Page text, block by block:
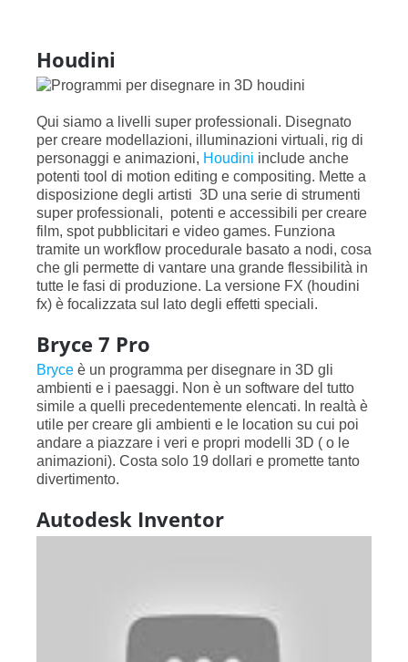
Houdini
Qui siamo a livelli super professionali. Disegnato
per creare modellazioni, illuminazioni virtuali, rig di
personaggi e animazioni, Houdini include anche
potenti tool di motion editing e compositing. Mette a
disposizione degli artisti 3D una serie di strumenti
super professionali, potenti e accessibili per creare
film, spot pubblicitari e video games. Funziona
tramite un workflow procedurale basato a nodi, cosa
che gli permette di vantare una grande flessibilità in
tutte le fasi di produzione. La versione FX (houdini
fx) è focalizzata sul lato degli effetti speciali.
Bryce 7 Pro
Bryce è un programma per disegnare in 3D gli
ambienti e i paesaggi. Non è un software del tutto
simile a quelli precedentemente elencati. In realtà è
utile per creare gli ambienti e le location su cui poi
andare a piazzare i veri e propri modelli 3D ( o le
animazioni). Costa solo 19 dollari e promette tanto
divertimento.
Autodesk Inventor